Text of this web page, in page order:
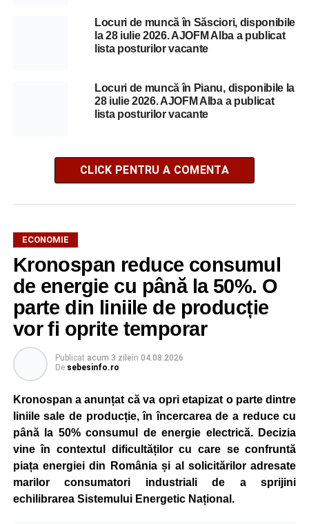
Locuri de muncă în Săsciori, disponibile
la 28 iulie 2026. AJOFM Alba a publicat
lista posturilor vacante
Locuri de muncă în Pianu, disponibile la
28 iulie 2026. AJOFM Alba a publicat
lista posturilor vacante
CLICK PENTRU A COMENTA
ECONOMIE
Kronospan reduce consumul
de energie cu până la 50%. O
parte din liniile de producție
vor fi oprite temporar
Publicat acum 3 zileîn 04.08.2026
De sebesinfo.ro
Kronospan a anunțat că va opri etapizat o parte dintre
liniile sale de producție, în încercarea de a reduce cu
până la 50% consumul de energie electrică. Decizia
vine în contextul dificultăților cu care se confruntă
piața energiei din România și al solicitărilor adresate
marilor consumatori industriali de a sprijini
echilibrarea Sistemului Energetic Național.